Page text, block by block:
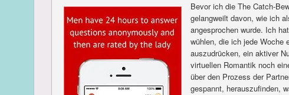
Bevor ich die The Catch-
gelangweilt davon, wie ich
angesprochen wurde. Ich
wühlen, die ich jede Woche
auszudrücken, ein aktiver
virtuellen Romantik noch
über den Prozess der
gespannt, herauszufinden,